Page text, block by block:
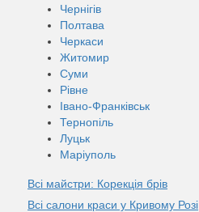
Чернігів
Полтава
Черкаси
Житомир
Суми
Рівне
Івано-Франківськ
Тернопіль
Луцьк
Маріуполь
Всі майстри: Корекція брів
Всі салони краси у Кривому Розі